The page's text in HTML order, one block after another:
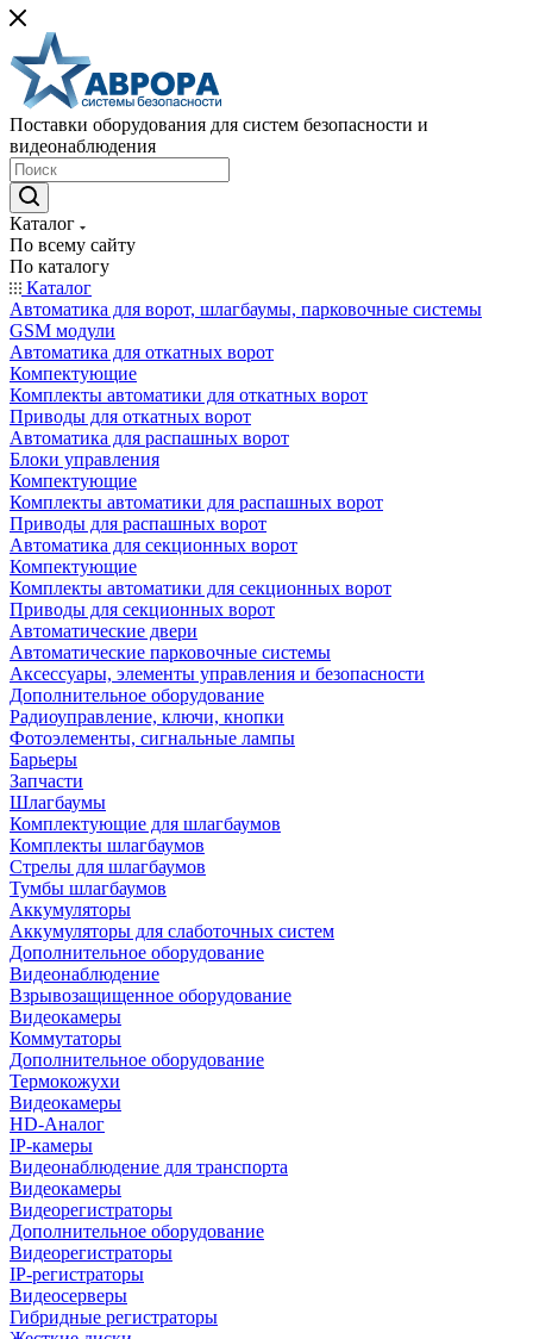
Поставки оборудования для систем безопасности и
видеонаблюдения
Каталог
По всему сайту
По каталогу
Каталог
Автоматика для ворот, шлагбаумы, парковочные системы
GSM модули
Автоматика для откатных ворот
Компектующие
Комплекты автоматики для откатных ворот
Приводы для откатных ворот
Автоматика для распашных ворот
Блоки управления
Компектующие
Комплекты автоматики для распашных ворот
Приводы для распашных ворот
Автоматика для секционных ворот
Компектующие
Комплекты автоматики для секционных ворот
Приводы для секционных ворот
Автоматические двери
Автоматические парковочные системы
Аксессуары, элементы управления и безопасности
Дополнительное оборудование
Радиоуправление, ключи, кнопки
Фотоэлементы, сигнальные лампы
Барьеры
Запчасти
Шлагбаумы
Комплектующие для шлагбаумов
Комплекты шлагбаумов
Стрелы для шлагбаумов
Тумбы шлагбаумов
Аккумуляторы
Аккумуляторы для слаботочных систем
Дополнительное оборудование
Видеонаблюдение
Взрывозащищенное оборудование
Видеокамеры
Коммутаторы
Дополнительное оборудование
Термокожухи
Видеокамеры
HD-Аналог
IP-камеры
Видеонаблюдение для транспорта
Видеокамеры
Видеорегистраторы
Дополнительное оборудование
Видеорегистраторы
IP-регистраторы
Видеосерверы
Гибридные регистраторы